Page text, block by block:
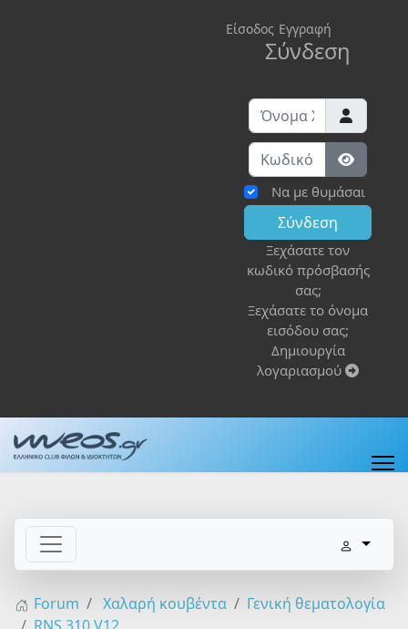
Είσοδος Εγγραφή
Σύνδεση
Όνομα Χρήστη
Κωδικός:
Να με θυμάσαι
Σύνδεση
Ξεχάσατε τον
κωδικό πρόσβασής
σας;
Ξεχάσατε το όνομα
εισόδου σας;
Δημιουργία
λογαριασμού
Forum Χαλαρή κουβέντα
Γενική θεματολογία